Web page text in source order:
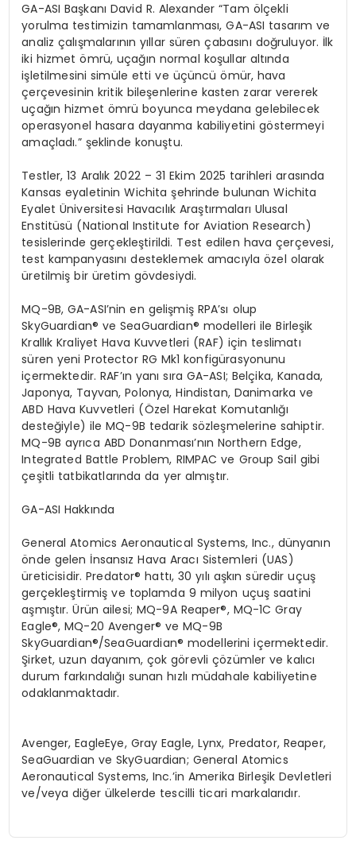
GA-ASI Başkanı David R. Alexander“Tam ölçekli
yorulma testimizin tamamlanması, GA-ASI tasarım ve
analiz çalışmalarının yıllar sürençabasını doğruluyor. İlk
iki hizmetömrü, uçağın normal koşullar altında
işletilmesini simüle etti ve üçüncü ömür, hava
çerçevesinin kritik bileşenlerine kasten zarar vererek
uçağın hizmet ömrü boyunca meydana gelebilecek
operasyonel hasara dayanma kabiliyetini göstermeyi
amaçladı.” şeklinde konuştu.
Testler, 13 Aralık 2022 – 31 Ekim 2025 tarihleri arasında
Kansas eyaletinin Wichita şehrinde bulunan Wichita
EyaletÜniversitesi Havacılık Araştırmaları Ulusal
Enstitüsü (National Institute for Aviation Research)
tesislerinde gerçekleştirildi. Test edilen hava çerçevesi,
test kampanyasını desteklemek amacıylaözel olarak
üretilmiş bir üretim gövdesiydi.
MQ-9B, GA-ASI’nin en gelişmiş RPA’sı olup
SkyGuardian® ve SeaGuardian® modelleri ile Birleşik
Krallık Kraliyet Hava Kuvvetleri (RAF) için teslimatı
süren yeni Protector RG Mk1 konfigürasyonunu
içermektedir. RAF’ın yanı sıra GA-ASI; Belçika, Kanada,
Japonya, Tayvan, Polonya, Hindistan, Danimarka ve
ABD Hava Kuvvetleri (Özel Harekat Komutanlığı
desteğiyle) ile MQ-9B tedarik sözleşmelerine sahiptir.
MQ-9B ayrıca ABD Donanması’nın Northern Edge,
Integrated Battle Problem, RIMPAC ve Group Sail gibi
çeşitli tatbikatlarında da yer almıştır.
GA-ASI Hakkında
General Atomics Aeronautical Systems, Inc., dünyanın
önde gelen İnsansız Hava Aracı Sistemleri (UAS)
üreticisidir. Predator®hattı, 30 yılı aşkın süredir uçuş
gerçekleştirmiş ve toplamda 9 milyon uçuş saatini
aşmıştır.Ürün ailesi; MQ-9A Reaper®, MQ-1C Gray
Eagle®, MQ-20 Avenger® ve MQ-9B
SkyGuardian®/SeaGuardian® modellerini içermektedir.
Şirket, uzun dayanım, çok görevli çözümler ve kalıcı
durum farkındalığı sunan hızlı müdahale kabiliyetine
odaklanmaktadır.
Avenger, EagleEye, Gray Eagle, Lynx, Predator, Reaper,
SeaGuardian ve SkyGuardian; General Atomics
Aeronautical Systems, Inc.’in Amerika Birleşik Devletleri
ve/veya diğer ülkelerde tescilli ticari markalarıdır.